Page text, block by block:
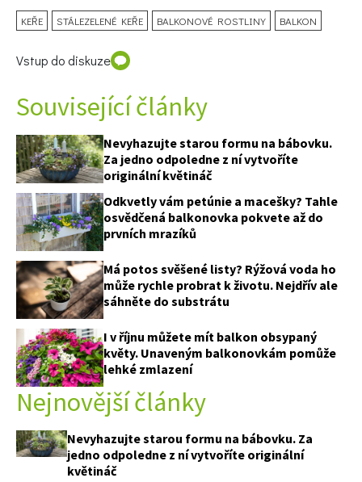
KEŘE STÁLEZELENÉ KEŘE BALKONOVÉ ROSTLINY BALKON
Vstup do diskuze
Související články
Nevyhazujte starou formu na bábovku.
Za jedno odpoledne z ní vytvoříte
originální květináč
Odkvetly vám petúnie a macešky? Tahle
osvědčená balkonovka pokvete až do
prvních mrazíků
Má potos svěšené listy? Rýžová voda ho
může rychle probrat k životu. Nejdřív ale
sáhněte do substrátu
I v říjnu můžete mít balkon obsypaný
květy. Unaveným balkonovkám pomůže
lehké zmlazení
Nejnovější články
Nevyhazujte starou formu na bábovku. Za
jedno odpoledne z ní vytvoříte originální
květináč